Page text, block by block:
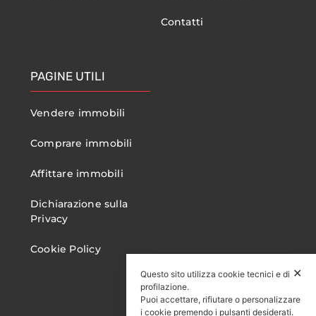
Contatti
PAGINE UTILI
Vendere immobili
Comprare immobili
Affittare immobili
Dichiarazione sulla
Privacy
Cookie Policy
✕
Questo sito utilizza cookie tecnici e di
profilazione.
Puoi accettare, rifiutare o personalizzare
i cookie premendo i pulsanti desiderati.